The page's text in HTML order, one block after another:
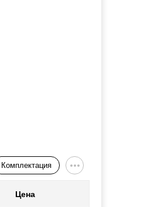
Комплектация
Цена